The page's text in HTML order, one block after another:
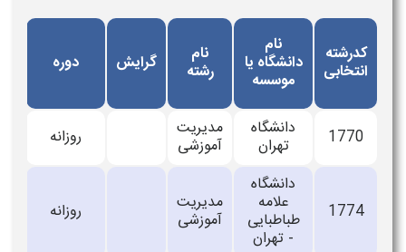
کدرشته
انتخابی
نام
دانشگاه یا
موسسه
نام
رشته گرایش دوره
1770 دانشگاه
تهران
مدیریت
آموزشی روزانه
1774
دانشگاه
علامه
طباطبایی
- تهران
مدیریت
آموزشی روزانه